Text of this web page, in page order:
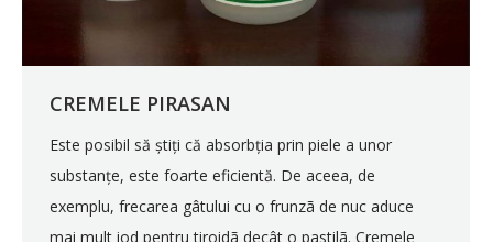
CREMELE PIRASAN
Este posibil să știți că absorbția prin piele a unor
substanțe, este foarte eficientă. De aceea, de
exemplu, frecarea gâtului cu o frunzã de nuc aduce
mai mult iod pentru tiroidã decât o pastilã. Cremele